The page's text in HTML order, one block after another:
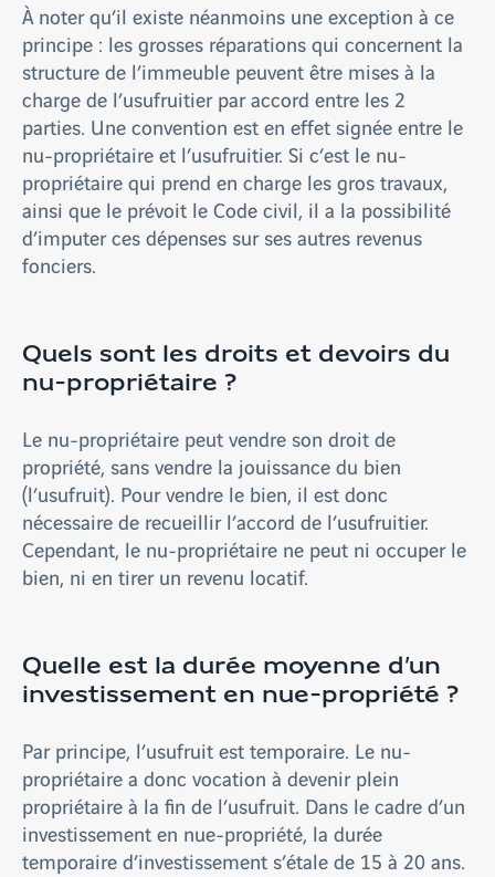
À noter qu’il existe néanmoins une exception à ce
principe : les grosses réparations qui concernent la
structure de l’immeuble peuvent être mises à la
charge de l’usufruitier par accord entre les 2
parties. Une convention est en effet signée entre le
nu-propriétaire et l’usufruitier. Si c’est le nu-
propriétaire qui prend en charge les gros travaux,
ainsi que le prévoit le Code civil, il a la possibilité
d’imputer ces dépenses sur ses autres revenus
fonciers.
Quels sont les droits et devoirs du
nu-propriétaire ?
Le nu-propriétaire peut vendre son droit de
propriété, sans vendre la jouissance du bien
(l’usufruit). Pour vendre le bien, il est donc
nécessaire de recueillir l’accord de l’usufruitier.
Cependant, le nu-propriétaire ne peut ni occuper le
bien, ni en tirer un revenu locatif.
Quelle est la durée moyenne d’un
investissement en nue-propriété ?
Par principe, l’usufruit est temporaire. Le nu-
propriétaire a donc vocation à devenir plein
propriétaire à la fin de l’usufruit. Dans le cadre d’un
investissement en nue-propriété, la durée
temporaire d’investissement s’étale de 15 à 20 ans.